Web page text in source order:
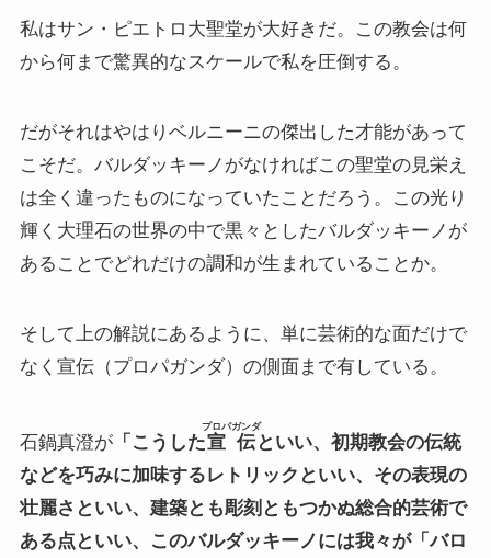
私はサン・ピエトロ大聖堂が大好きだ。この教会は何
から何まで驚異的なスケールで私を圧倒する。
だがそれはやはりベルニーニの傑出した才能があって
こそだ。バルダッキーノがなければこの聖堂の見栄え
は全く違ったものになっていたことだろう。この光り
輝く大理石の世界の中で黒々としたバルダッキーノが
あることでどれだけの調和が生まれていることか。
そして上の解説にあるように、単に芸術的な面だけで
なく宣伝（プロパガンダ）の側面まで有している。
石鍋真澄が「こうした宣伝
プロパガンダ
といい、初期教会の伝統
などを巧みに加味するレトリックといい、その表現の
壮麗さといい、建築とも彫刻ともつかぬ総合的芸術で
ある点といい、このバルダッキーノには我々が「バロ